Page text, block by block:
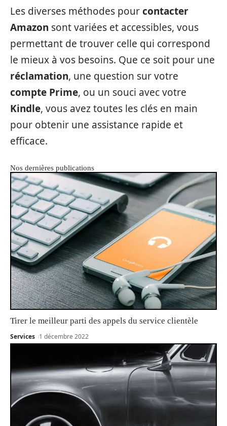
Les diverses méthodes pourcontacter
Amazon sont variées et accessibles, vous
permettant de trouver celle qui correspond
le mieux à vos besoins. Que ce soit pour une
réclamation, une question sur votre
compte Prime, ou un souci avec votre
Kindle, vous avez toutes les clés en main
pour obtenir une assistance rapide et
efficace.
Nos dernières publications
Tirer le meilleur parti des appels du service clientèle
Services 1 décembre 2022